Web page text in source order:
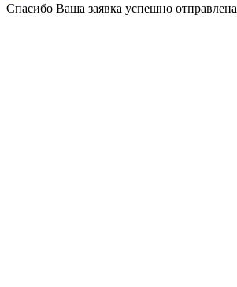
Спасибо Ваша заявка успешно отправлена